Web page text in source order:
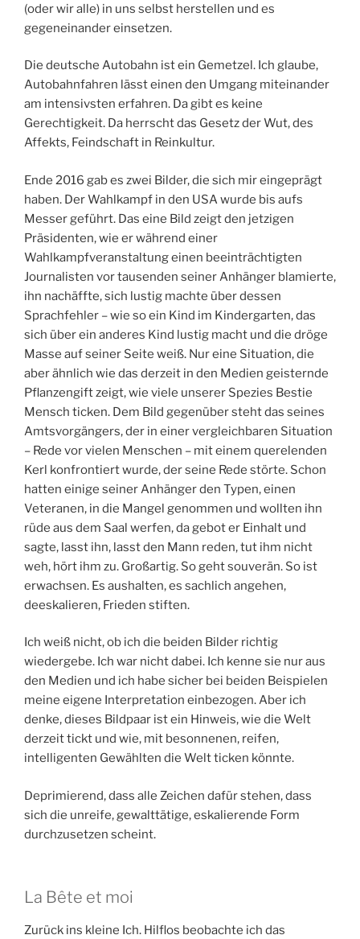
(oder wir alle) in uns selbst herstellen und es
gegeneinander einsetzen.
Die deutsche Autobahn ist ein Gemetzel. Ich glaube,
Autobahnfahren lässt einen den Umgang miteinander
am intensivsten erfahren. Da gibt es keine
Gerechtigkeit. Da herrscht das Gesetz der Wut, des
Affekts, Feindschaft in Reinkultur.
Ende 2016 gab es zwei Bilder, die sich mir eingeprägt
haben. Der Wahlkampf in den USA wurde bis aufs
Messer geführt. Das eine Bild zeigt den jetzigen
Präsidenten, wie er während einer
Wahlkampfveranstaltung einen beeinträchtigten
Journalisten vor tausenden seiner Anhänger blamierte,
ihn nachäffte, sich lustig machte über dessen
Sprachfehler – wie so ein Kind im Kindergarten, das
sich über ein anderes Kind lustig macht und die dröge
Masse auf seiner Seite weiß. Nur eine Situation, die
aber ähnlich wie das derzeit in den Medien geisternde
Pflanzengift zeigt, wie viele unserer Spezies Bestie
Mensch ticken. Dem Bild gegenüber steht das seines
Amtsvorgängers, der in einer vergleichbaren Situation
– Rede vor vielen Menschen – mit einem querelenden
Kerl konfrontiert wurde, der seine Rede störte. Schon
hatten einige seiner Anhänger den Typen, einen
Veteranen, in die Mangel genommen und wollten ihn
rüde aus dem Saal werfen, da gebot er Einhalt und
sagte, lasst ihn, lasst den Mann reden, tut ihm nicht
weh, hört ihm zu. Großartig. So geht souverän. So ist
erwachsen. Es aushalten, es sachlich angehen,
deeskalieren, Frieden stiften.
Ich weiß nicht, ob ich die beiden Bilder richtig
wiedergebe. Ich war nicht dabei. Ich kenne sie nur aus
den Medien und ich habe sicher bei beiden Beispielen
meine eigene Interpretation einbezogen. Aber ich
denke, dieses Bildpaar ist ein Hinweis, wie die Welt
derzeit tickt und wie, mit besonnenen, reifen,
intelligenten Gewählten die Welt ticken könnte.
Deprimierend, dass alle Zeichen dafür stehen, dass
sich die unreife, gewalttätige, eskalierende Form
durchzusetzen scheint.
La Bête et moi
Zurück ins kleine Ich. Hilflos beobachte ich das